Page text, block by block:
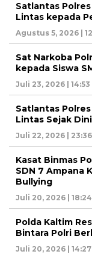
Satlantas
Lintas kepada
Agustus 5, 2026 |
Sat Narkoba
kepada Siswa
Juli 23, 2026 | 14:53
Satlantas
Lintas Sejak
Juli 22, 2026 |
Kasat Binmas
SDN 7 Ampana
Bullying
Juli 20, 2026 |
Polda Kaltim
Bintara Polri
Juli 20, 2026 |